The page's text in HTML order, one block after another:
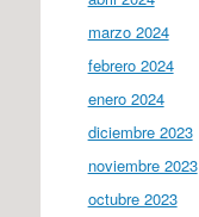
marzo 2024
febrero 2024
enero 2024
diciembre 2023
noviembre 2023
octubre 2023